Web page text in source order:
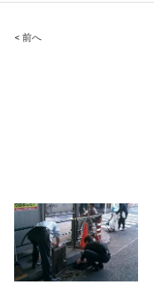
Post
< 前へ